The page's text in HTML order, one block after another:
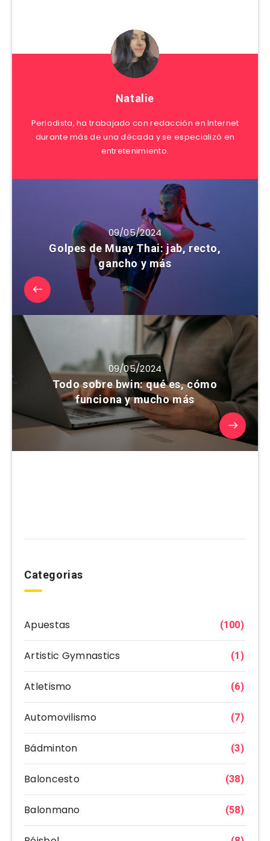
Natalie
Periodista, ha trabajado con redacción en Internet
durante más de una década y se especializó en
entretenimiento.
09/05/2024
Golpes de Muay Thai: jab, recto,
gancho y más
09/05/2024
Todo sobre bwin: qué es, cómo
funciona y mucho más
Categorias
Apuestas (100)
Artistic Gymnastics (1)
Atletismo (6)
Automovilismo (7)
Bádminton (3)
Baloncesto (38)
Balonmano (58)